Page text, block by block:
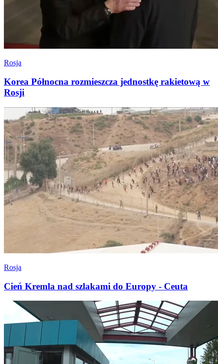
Rosja
Korea Północna rozmieszcza jednostkę rakietową w
Rosji
Rosja
Cień Kremla nad szlakami do Europy - Ceuta